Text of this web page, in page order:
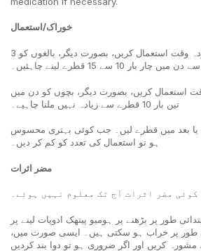
خوراک/استعمال
بالغ: ہمیشہ تجویز کردہ وقت استعمال کریں، بصورت دیگر، بالغوں کو 3
بار 10 سے 15 قطرے لینے چاہئیں۔
استعمال کریں، بصورت دیگر، بچوں کو دن میں
تین بار 10 قطرے سے زیادہ نہیں ملنا چاہیے۔
یا بعد میں قطرے لیں۔ جب کوئی بہتری محسوس
ہو تو استعمال کی تعدد کو کم کر دیں۔
مضر اثرات
کوئی مضر اثرات آج تک معلوم نہیں ہوئے۔
طور پر بڑھنے پر ہومیو پیتھک ادویات لینے پر
طور پر خراب ہو سکتی ہیں۔ ایسی صورت میں،
کریں اور اگر ضروری ہو تو دوا بند کردیں